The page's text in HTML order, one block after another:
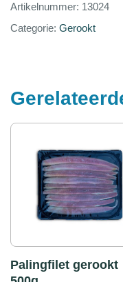
Artikelnummer: 13024
Categorie: Gerookt
Palingfilet gerookt